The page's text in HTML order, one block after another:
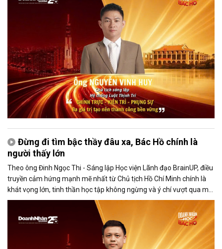
Đừng đi tìm bậc thầy đâu xa, Bác Hồ chính là
người thấy lớn
Theo ông Đinh Ngọc Thi - Sáng lập Học viện Lãnh đạo BrainUP, điều
truyền cảm hứng mạnh mẽ nhất từ Chủ tịch Hồ Chí Minh chính là
khát vọng lớn, tinh thần học tập không ngừng và ý chí vượt qua mọi
khó khăn để thực hiện sứ mệnh của mình.